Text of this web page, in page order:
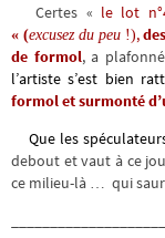
Certes « le lot
« (excusez du peu !),
de formol, a
l’artiste s’est bien
formol et surmonté
Que les
debout et vaut à ce
ce milieu-là … qui